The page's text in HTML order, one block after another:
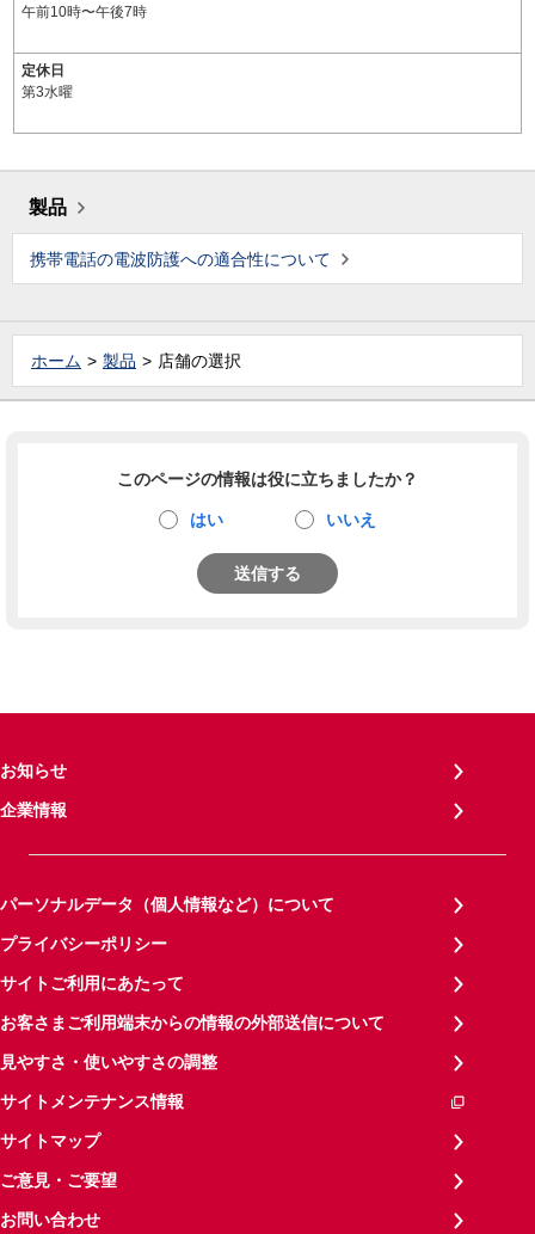
午前10時〜午後7時
定休日
第3水曜
製品
携帯電話の電波防護への適合性について
ホーム 製品 店舗の選択
このページの情報は役に立ちましたか？
はい いいえ
送信する
お知らせ
企業情報
パーソナルデータ（個人情報など）について
プライバシーポリシー
サイトご利用にあたって
お客さまご利用端末からの情報の外部送信について
見やすさ・使いやすさの調整
サイトメンテナンス情報
サイトマップ
ご意見・ご要望
お問い合わせ